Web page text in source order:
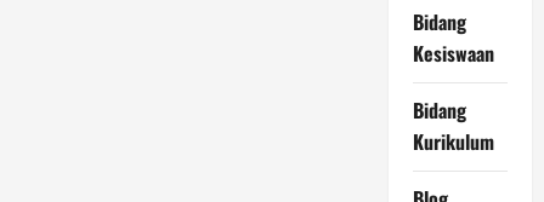
Bidang
Kesiswaan
Bidang
Kurikulum